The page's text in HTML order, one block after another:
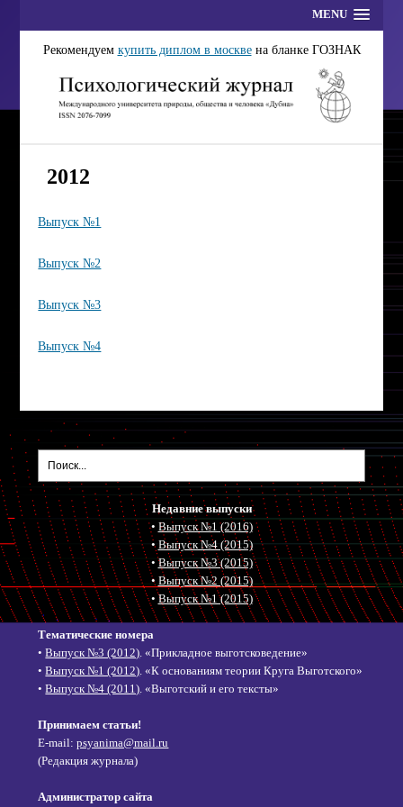
MENU
Рекомендуем купить диплом в москвена бланке ГОЗНАК
2012
Выпуск №1
Выпуск №2
Выпуск №3
Выпуск №4
Недавние выпуски
• Выпуск №1 (2016)
• Выпуск №4 (2015)
•Выпуск №3 (2015)
• Выпуск №2 (2015)
•Выпуск №1 (2015)
Тематические номера
•Выпуск №3 (2012) . «Прикладное выготсковедение»
•Выпуск №1 (2012) . «К основаниям теории Круга Выготского»
•Выпуск №4 (2011) . «Выготский и его тексты»
Принимаем статьи!
E-mail:psyanima@mail.ru
(Редакция журнала)
Администратор сайта